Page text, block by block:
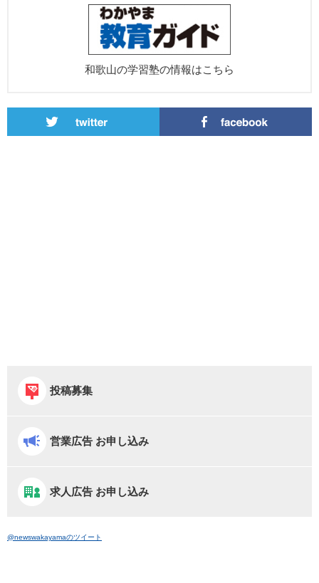
和歌山の学習塾の情報はこちら
投稿募集
営業広告 お申し込み
求人広告 お申し込み
@newswakayamaのツイート